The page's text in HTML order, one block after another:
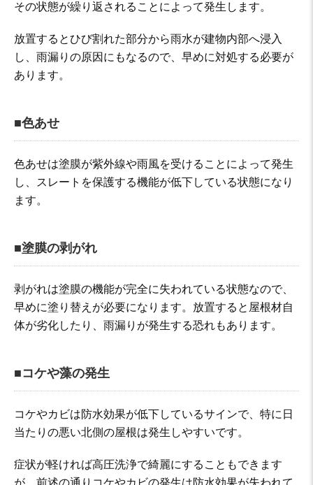
その状態が繰り返されることによって発生します。
放置するとひび割れた部分から雨水が建物内部へ浸入
し、雨漏りの原因にもなるので、早めに対処する必要が
あります。
■色あせ
色あせは塗膜が紫外線や雨風を受けることによって発生
し、スレートを保護する機能が低下している状態になり
ます。
■塗膜の剥がれ
剥がれは塗膜の機能が完全に失われている状態なので、
早めに塗り替えが必要になります。放置すると屋根材自
体が劣化したり、雨漏りが発生する恐れもあります。
■コケや藻の発生
コケやカビは防水効果が低下しているサインで、特に日
当たりの悪い北側の屋根は発生しやすいです。
症状が軽ければ高圧洗浄で綺麗にすることもできます
が、前述の通りコケやカビの発生は防水効果が失われて